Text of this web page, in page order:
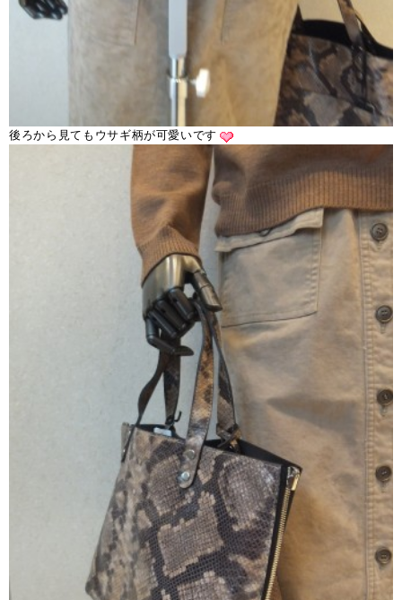
後ろから見てもウサギ柄が可愛いです